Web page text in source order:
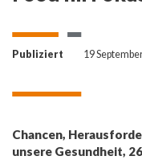
Publiziert 19
Chancen,
unsere Gesundheit,